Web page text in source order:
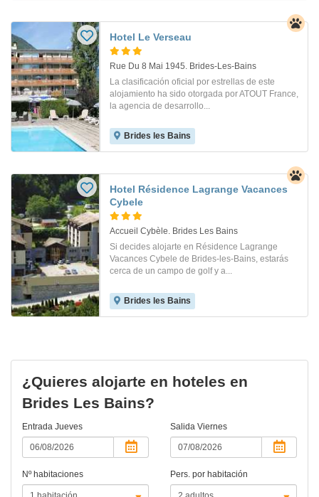
Hotel Le Verseau
Rue Du 8 Mai 1945. Brides-Les-Bains
La clasificación oficial por estrellas de este
alojamiento ha sido otorgada por ATOUT France,
la agencia de desarrollo...
Brides les Bains
Hotel Résidence Lagrange Vacances
Cybele
Accueil Cybèle. Brides Les Bains
Si decides alojarte en Résidence Lagrange
Vacances Cybele de Brides-les-Bains, estarás
cerca de un campo de golf y a...
Brides les Bains
¿Quieres alojarte en hoteles en
Brides Les Bains?
Entrada Jueves Salida Viernes
Nº habitaciones Pers. por habitación